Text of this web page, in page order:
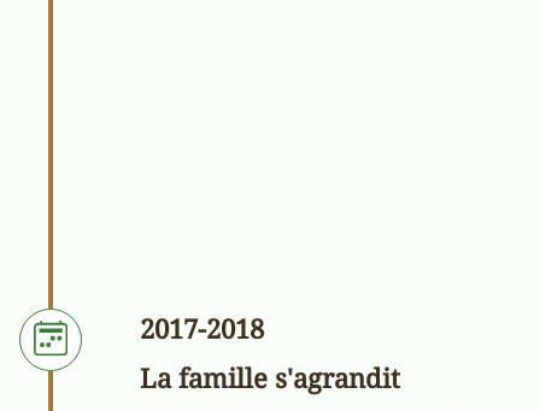
2017-2018
La famille s'agrandit